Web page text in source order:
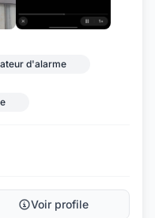
d'alarme
Voir profile